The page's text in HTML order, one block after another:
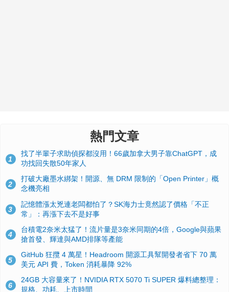
熱門文章
1
找了半輩子求助偵探都沒用！66歲加拿大男子靠ChatGPT，成
功找回失散50年家人
2
打破大廠墨水綁架！開源、無 DRM 限制的「Open Printer」概
念機亮相
3
記憶體漲太兇連老闆都怕了？SK海力士竟然認了價格「不正
常」：再漲下去不是好事
4
台積電2奈米太猛了！流片量是3奈米同期的4倍，Google與蘋果
搶首發、輝達與AMD排隊等產能
5
GitHub 狂攬 4 萬星！Headroom 開源工具幫開發者省下 70 萬
美元 API 費，Token 消耗暴降 92%
6
24GB 大容量來了！NVIDIA RTX 5070 Ti SUPER 爆料總整理：
規格、功耗、上市時間